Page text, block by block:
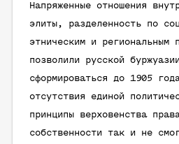
Напряженные отношения
элиты, разделенность по
этническим и региональным
позволили русской
сформироваться до 1905
отсутствия единой
принципы верховенства
собственности так и не